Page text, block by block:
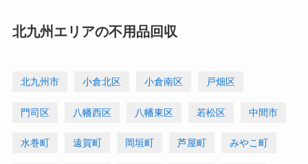
北九州エリアの不用品回収
北九州市 小倉北区 小倉南区 戸畑区
門司区 八幡西区 八幡東区 若松区 中間市
水巻町 遠賀町 岡垣町 芦屋町 みやこ町